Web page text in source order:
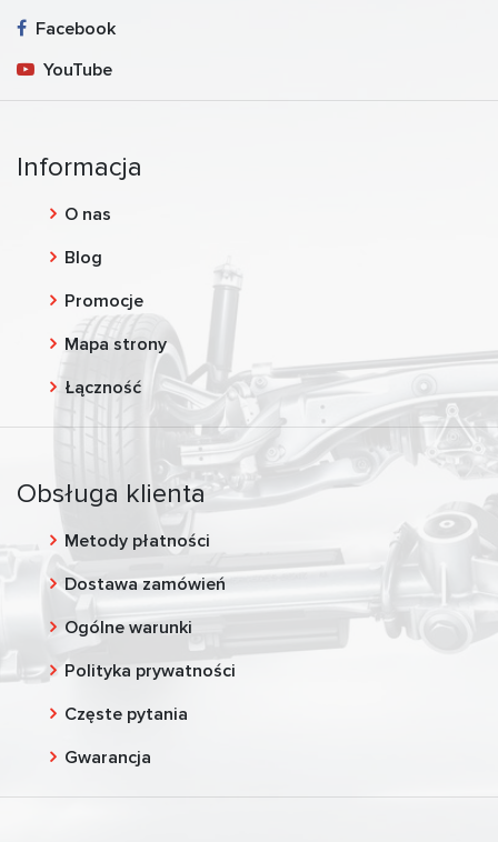
Facebook
YouTube
Informacja
O nas
Blog
Promocje
Mapa strony
Łączność
Obsługa klienta
Metody płatności
Dostawa zamówień
Ogólne warunki
Polityka prywatności
Częste pytania
Gwarancja